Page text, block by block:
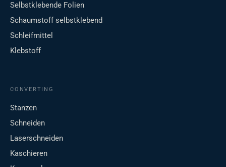
Selbstklebende Folien
Schaumstoff selbstklebend
Schleifmittel
Klebstoff
CONVERTING
Stanzen
Schneiden
Laserschneiden
Kaschieren